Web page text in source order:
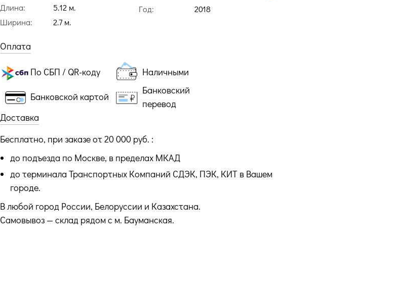
Длина:
5.12 м.
Ширина:
2.7 м.
Год:
2018
Оплата
По СБП / QR-коду Наличными
Банковской картой
Банковский
перевод
Доставка
Бесплатно, при заказе от 20 000 руб. :
до подъезда по Москве, в пределах МКАД
до терминала Транспортных Компаний СДЭК, ПЭК, КИТ в Вашем
городе.
В любой город России, Белоруссии и Казахстана.
Самовывоз — склад рядом с м. Бауманская.